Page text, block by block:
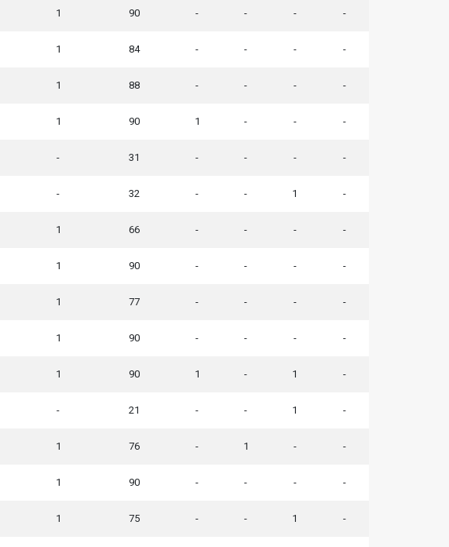
1 90 - - - -
1 84 - - - -
1 88 - - - -
1 90 1 - - -
- 31 - - - -
- 32 - - 1 -
1 66 - - - -
1 90 - - - -
1 77 - - - -
1 90 - - - -
1 90 1 - 1 -
- 21 - - 1 -
1 76 - 1 - -
1 90 - - - -
1 75 - - 1 -